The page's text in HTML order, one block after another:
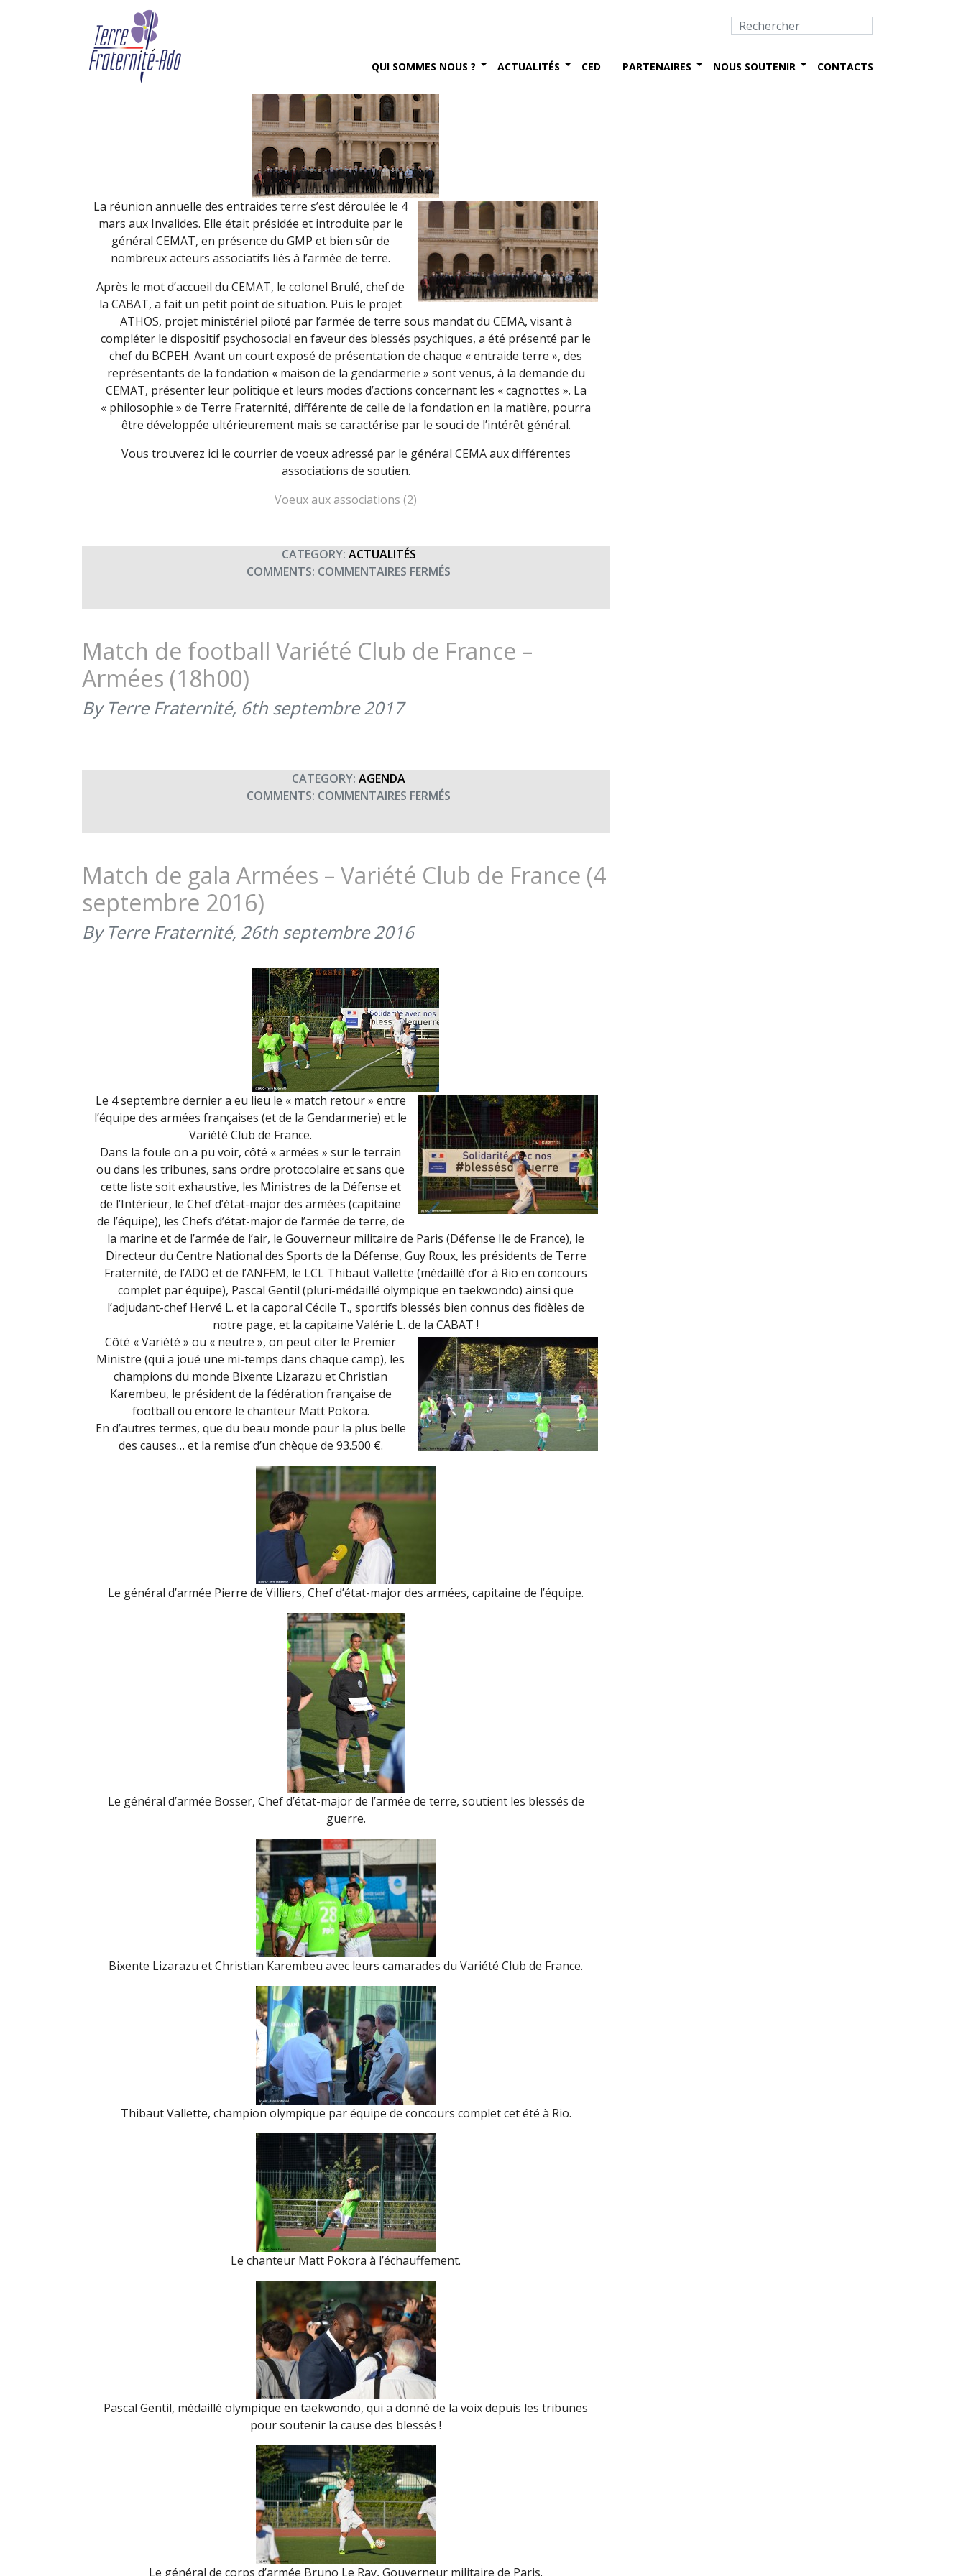
QUI SOMMES NOUS ? ACTUALITÉS CED PARTENAIRES NOUS SOUTENIR CONTACTS
Réunion des entraides Terre (4 mars 2021)
By Terre Fraternité,
La réunion annuelle des entraides terre s’est déroulée le 4
mars aux Invalides. Elle était présidée et introduite par le
général CEMAT, en présence du GMP et bien sûr de
nombreux acteurs associatifs liés à l’armée de terre.
Après le mot d’accueil du CEMAT, le colonel Brulé, chef de
la CABAT, a fait un petit point de situation. Puis le projet
ATHOS, projet ministériel piloté par l’armée de terre sous mandat du CEMA, visant à
compléter le dispositif psychosocial en faveur des blessés psychiques, a été présenté par le
chef du BCPEH. Avant un court exposé de présentation de chaque « entraide terre », des
représentants de la fondation « maison de la gendarmerie » sont venus, à la demande du
CEMAT, présenter leur politique et leurs modes d’actions concernant les « cagnottes ». La
« philosophie » de Terre Fraternité, différente de celle de la fondation en la matière, pourra
être développée ultérieurement mais se caractérise par le souci de l’intérêt général.
Vous trouverez ici le courrier de voeux adressé par le général CEMA aux différentes
associations de soutien.
Voeux aux associations (2)
CATEGORY: ACTUALITÉS
COMMENTS: COMMENTAIRES FERMÉS
DES
TERRE
(4
Match de football Variété Club de France –
Armées (18h00)
By Terre Fraternité, 6th septembre 2017
CATEGORY: AGENDA
COMMENTS: COMMENTAIRES FERMÉS
DE
VARIÉTÉ
CLUB
Match de gala Armées – Variété Club de France (4
septembre 2016)
By Terre Fraternité, 26th septembre 2016
Le 4 septembre dernier a eu lieu le « match retour » entre
l’équipe des armées françaises (et de la Gendarmerie) et le
Variété Club de France.
Dans la foule on a pu voir, côté « armées » sur le terrain
ou dans les tribunes, sans ordre protocolaire et sans que
cette liste soit exhaustive, les Ministres de la Défense et
de l’Intérieur, le Chef d’état-major des armées (capitaine
de l’équipe), les Chefs d’état-major de l’armée de terre, de
la marine et de l’armée de l’air, le Gouverneur militaire de Paris (Défense Ile de France), le
Directeur du Centre National des Sports de la Défense, Guy Roux, les présidents de Terre
Fraternité, de l’ADO et de l’ANFEM, le LCL Thibaut Vallette (médaillé d’or à Rio en concours
complet par équipe), Pascal Gentil (pluri-médaillé olympique en taekwondo) ainsi que
l’adjudant-chef Hervé L. et la caporal Cécile T., sportifs blessés bien connus des fidèles de
notre page, et la capitaine Valérie L. de la CABAT !
Côté « Variété » ou « neutre », on peut citer le Premier
Ministre (qui a joué une mi-temps dans chaque camp), les
champions du monde Bixente Lizarazu et Christian
Karembeu, le président de la fédération française de
football ou encore le chanteur Matt Pokora.
En d’autres termes, que du beau monde pour la plus belle
des causes… et la remise d’un chèque de 93.500 €.
Le général d’armée Pierre de Villiers, Chef d’état-major des armées, capitaine de l’équipe.
Le général d’armée Bosser, Chef d’état-major de l’armée de terre, soutient les blessés de
guerre.
Bixente Lizarazu et Christian Karembeu avec leurs camarades du Variété Club de France.
Thibaut Vallette, champion olympique par équipe de concours complet cet été à Rio.
Le chanteur Matt Pokora à l’échauffement.
Pascal Gentil, médaillé olympique en taekwondo, qui a donné de la voix depuis les tribunes
pour soutenir la cause des blessés !
Le général de corps d’armée Bruno Le Ray, Gouverneur militaire de Paris.